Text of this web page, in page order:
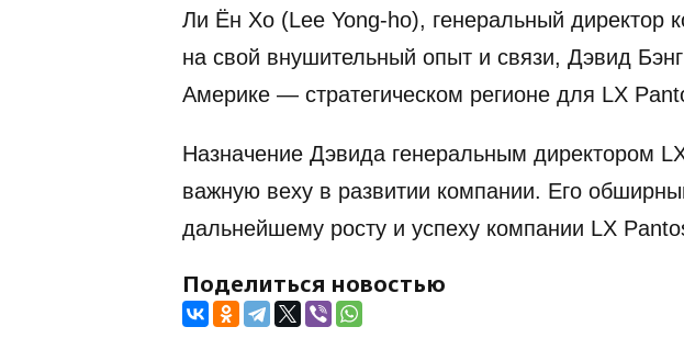
Ли Ён Хо (Lee Yong-ho), генеральный директор
на свой внушительный опыт и связи, Дэвид
Америке — стратегическом регионе для LX
Назначение Дэвида генеральным директором
важную веху в развитии компании. Его
дальнейшему росту и успеху компании LX
Поделиться новостью